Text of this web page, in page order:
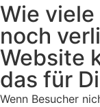
Wie
noch
Website
das für
Wenn Besucher